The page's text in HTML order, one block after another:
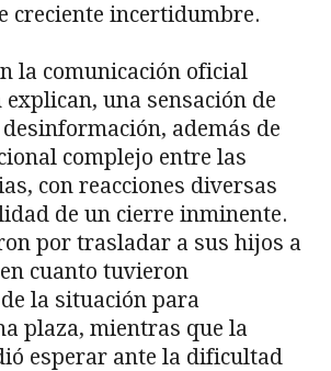
creciente incertidumbre.
la comunicación oficial
explican, una sensación de
además de
complejo entre las
con reacciones diversas
de un cierre inminente.
por trasladar a sus hijos a
cuanto tuvieron
la situación para
plaza, mientras que la
esperar ante la dificultad